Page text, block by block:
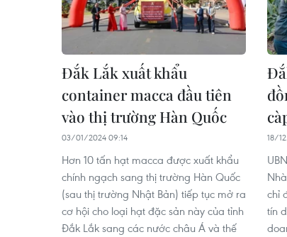
Đắk Lắk xuất khẩu
container macca đầu tiên
vào thị trường Hàn Quốc
03/01/2024 09:14
Hơn 10 tấn hạt macca được xuất khẩu
chính ngạch sang thị trường Hàn Quốc
(sau thị trường Nhật Bản) tiếp tục mở ra
cơ hội cho loại hạt đặc sản này của tỉnh
Đắk Lắk sang các nước châu Á và thế
18/
chỉ
tín